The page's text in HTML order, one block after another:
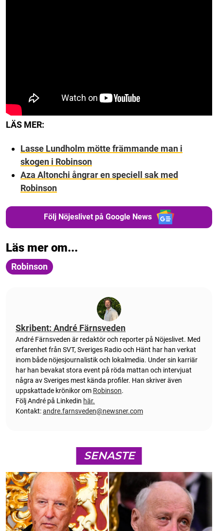
LÄS MER:
Lasse Lundholm mötte främmande man i
skogen i Robinson
Aza Altonchi ångrar en speciell sak med
Robinson
Följ Nöjeslivet på Google News
Läs mer om...
Robinson
Skribent: André Färnsveden
André Färnsveden är redaktör och reporter på Nöjeslivet. Med
erfarenhet från SVT, Sveriges Radio och Hänt har han verkat
inom både nöjesjournalistik och lokalmedia. Under sin karriär
har han bevakat stora event på röda mattan och intervjuat
några av Sveriges mest kända profiler. Han skriver även
uppskattade krönikor om Robinson.
Följ André på Linkedin här.
Kontakt:andre.farnsveden@newsner.com
SENASTE